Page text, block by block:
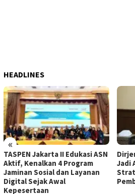
HEADLINES
«
TASPEN Jakarta II Edukasi ASN
Aktif, Kenalkan 4 Program
Jaminan Sosial dan Layanan
Digital Sejak Awal
Kepesertaan
Jadi